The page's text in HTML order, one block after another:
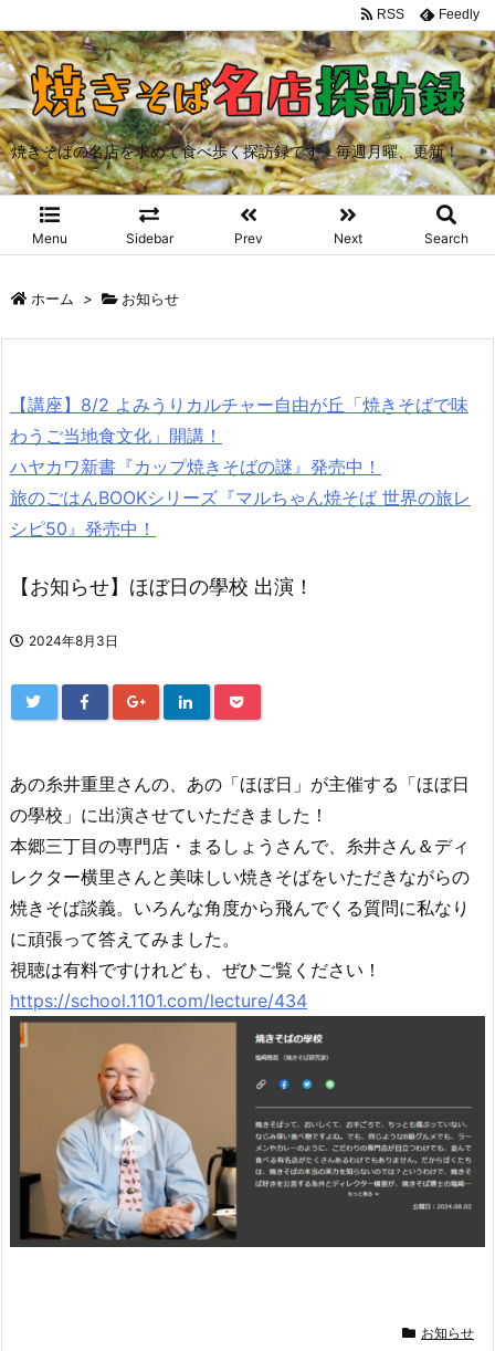
焼きそばの名店を求めて食べ歩く探訪録です。毎週月曜、更新！
Menu Sidebar Prev Next Search
RSS Feedly
ホーム > お知らせ
【講座】8/2 よみうりカルチャー自由が丘「焼きそばで味
わうご当地食文化」開講！
ハヤカワ新書『カップ焼きそばの謎』発売中！
旅のごはんBOOKシリーズ『マルちゃん焼そば 世界の旅レ
シピ50』発売中！
【お知らせ】ほぼ日の學校 出演！
2024年8月3日
あの糸井重里さんの、あの「ほぼ日」が主催する「ほぼ日
の學校」に出演させていただきました！
本郷三丁目の専門店・まるしょうさんで、糸井さん＆ディ
レクター横里さんと美味しい焼きそばをいただきながらの
焼きそば談義。いろんな角度から飛んでくる質問に私なり
に頑張って答えてみました。
視聴は有料ですけれども、ぜひご覧ください！
https://school.1101.com/lecture/434
お知らせ